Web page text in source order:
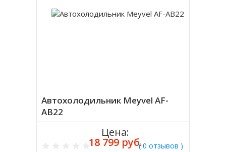
Автохолодильник Meyvel AF-
AB22
( 0 отзывов )
Цена:
18 799 руб.